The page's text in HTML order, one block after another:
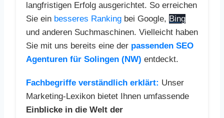
langfristigen Erfolg ausgerichtet. So erreichen
Sie ein besseres Ranking bei Google, Bing
und anderen Suchmaschinen. Vielleicht haben
Sie mit uns bereits eine der passenden SEO
Agenturen für Solingen (NW) entdeckt.
Fachbegriffe verständlich erklärt: Unser
Marketing-Lexikon bietet Ihnen umfassende
Einblicke in die Welt der